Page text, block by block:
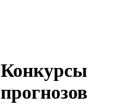
Конкурсы
прогнозов